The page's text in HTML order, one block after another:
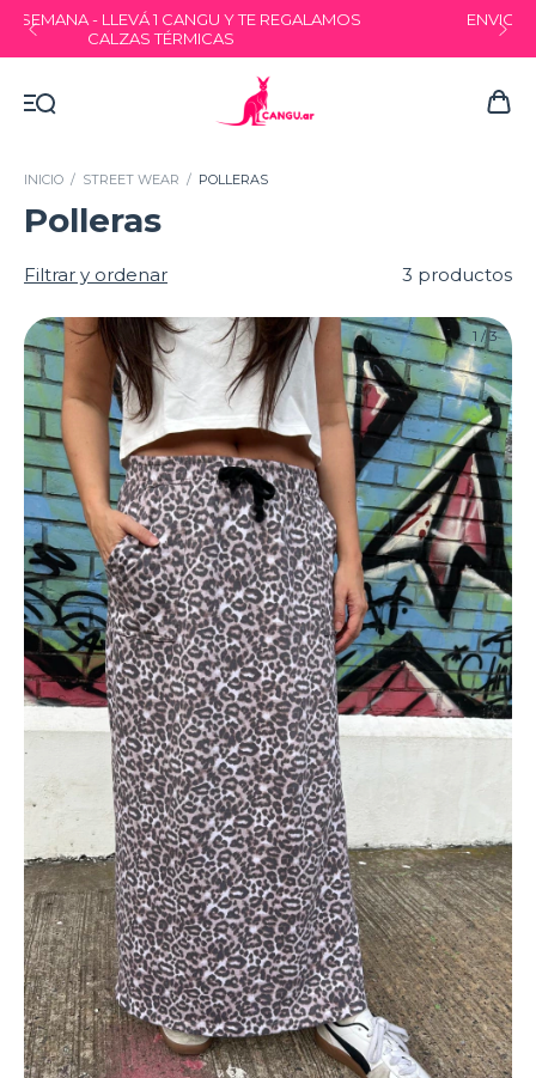
ENVIO GRATIS A PARTIR DE $200.000 | 15% OFF
TRANSFERENCIA
INICIO / STREET WEAR / POLLERAS
Polleras
Filtrar y ordenar 3 productos
1 /3